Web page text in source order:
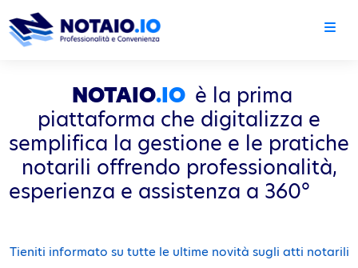
NOTAIO.IO è la prima
piattaforma che digitalizza e
semplifica la gestione e le pratiche
notarili offrendo professionalità,
esperienza e assistenza a 360°
Tieniti informato su tutte le ultime novità sugli atti notarili